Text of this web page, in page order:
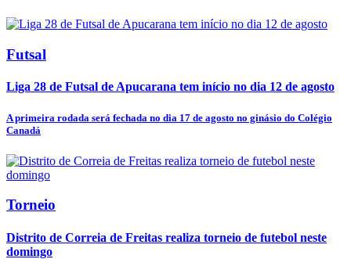
Futsal
Liga 28 de Futsal de Apucarana tem início no dia 12 de agosto
A primeira rodada será fechada no dia 17 de agosto no ginásio do Colégio
Canadá
Torneio
Distrito de Correia de Freitas realiza torneio de futebol neste
domingo